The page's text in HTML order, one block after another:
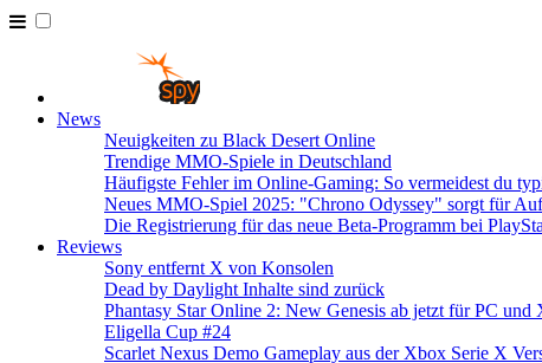
News
Neuigkeiten zu Black Desert Online
Trendige MMO-Spiele in Deutschland
Häufigste Fehler im Online-Gaming: So vermeidest du
Neues MMO-Spiel 2025: "Chrono Odyssey" sorgt für
Die Registrierung für das neue Beta-Programm bei
Reviews
Sony entfernt X von Konsolen
Dead by Daylight Inhalte sind zurück
Phantasy Star Online 2: New Genesis ab jetzt für PC und
Eligella Cup #24
Scarlet Nexus Demo Gameplay aus der Xbox Serie X